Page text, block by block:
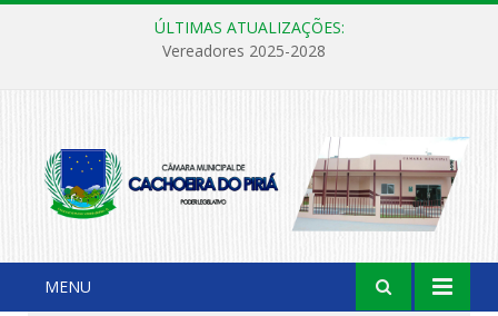
ÚLTIMAS ATUALIZAÇÕES:
Vereadores 2025-2028
MENU